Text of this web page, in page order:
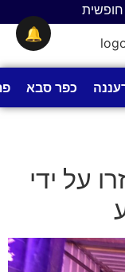
חופשית
כפר סבא
על ידי
🔔